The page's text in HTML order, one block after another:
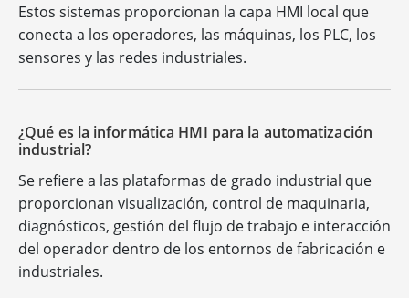
Estos sistemas proporcionan la capa HMI local que
conecta a los operadores, las máquinas, los PLC, los
sensores y las redes industriales.
¿Qué es la informática HMI para la automatización
industrial?
Se refiere a las plataformas de grado industrial que
proporcionan visualización, control de maquinaria,
diagnósticos, gestión del flujo de trabajo e interacción
del operador dentro de los entornos de fabricación e
industriales.